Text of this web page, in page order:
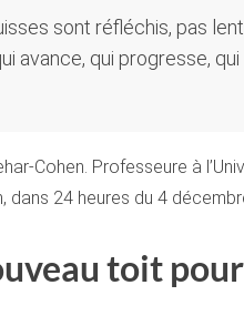
sont réfléchis, pas
avance, qui progresse,
Cohen. Professeure à
dans 24 heures du 4
toit